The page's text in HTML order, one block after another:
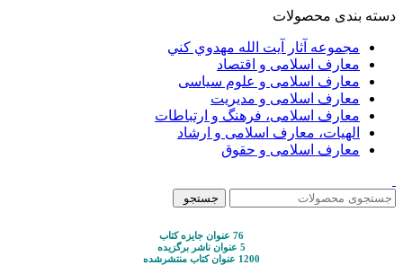
دسته بندی محصولات
مجموعه آثار آيت الله مهدوي كني
معارف اسلامی و اقتصاد
معارف اسلامی و علوم سیاسی
معارف اسلامی و مدیریت
معارف اسلامی، فرهنگ و ارتباطات
الهیات، معارف اسلامی و ارشاد
معارف اسلامی و حقوق
جستجو
76 عنوان جایزه کتاب
5 عنوان ناشر برگزیده
1200 عنوان کتاب منتشرشده